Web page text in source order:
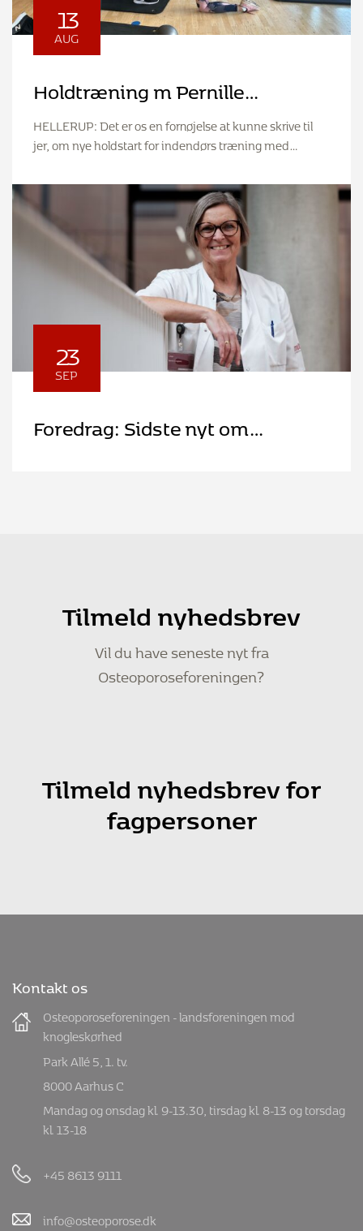
13
AUG
Holdtræning m Pernille
HELLERUP: Det er os en fornøjelse at kunne skrive til
jer, om nye holdstart for indendørs træning med…
23
SEP
Foredrag: Sidste nyt om
Osteoporose
Tilmeld nyhedsbrev
Vil du have seneste nyt fra
Osteoporoseforeningen?
Tilmeld nyhedsbrev for
fagpersoner
Kontakt os
Osteoporoseforeningen - landsforeningen mod
knogleskørhed
Park Allé 5, 1. tv.
8000 Aarhus C
Mandag og onsdag kl. 9-13.30, tirsdag kl. 8-13 og torsdag
kl. 13-18
+45 8613 9111
info@osteoporose.dk